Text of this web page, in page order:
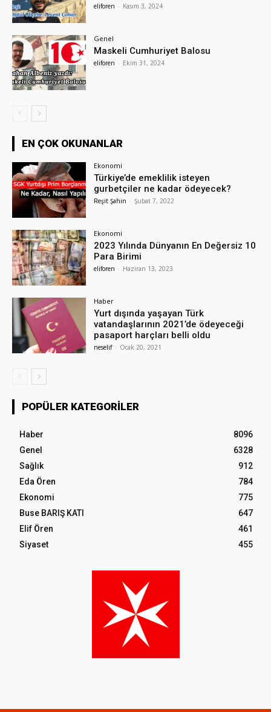
eliforen - Kasım 3, 2024
Genel
Maskeli Cumhuriyet Balosu
eliforen - Ekim 31, 2024
EN ÇOK OKUNANLAR
Ekonomi
Türkiye’de emeklilik isteyen
gurbetçiler ne kadar ödeyecek?
Reşit Şahin - Şubat 7, 2022
Ekonomi
2023 Yılında Dünyanın En Değersiz 10
Para Birimi
eliforen - Haziran 13, 2023
Haber
Yurt dışında yaşayan Türk
vatandaşlarının 2021’de ödeyeceği
pasaport harçları belli oldu
neselif - Ocak 20, 2021
POPÜLER KATEGORILER
Haber
8096
Genel
6328
Sağlık
912
Eda Ören
784
Ekonomi
775
Buse BARIŞ KATI
647
Elif Ören
461
Siyaset
455